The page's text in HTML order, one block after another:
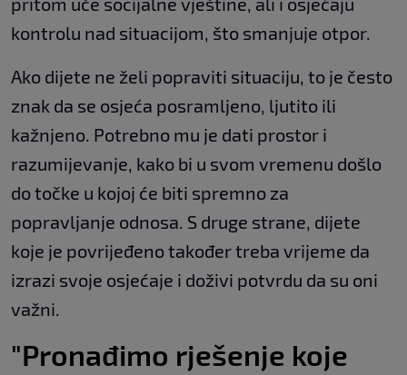
kontrolu nad situacijom, što smanjuje otpor.
Ako dijete ne želi popraviti situaciju, to je često
znak da se osjeća posramljeno, ljutito ili
kažnjeno. Potrebno mu je dati prostor i
razumijevanje, kako bi u svom vremenu došlo
do točke u kojoj će biti spremno za
popravljanje odnosa. S druge strane, dijete
koje je povrijeđeno također treba vrijeme da
izrazi svoje osjećaje i doživi potvrdu da su oni
važni.
"Pronađimo rješenje koje